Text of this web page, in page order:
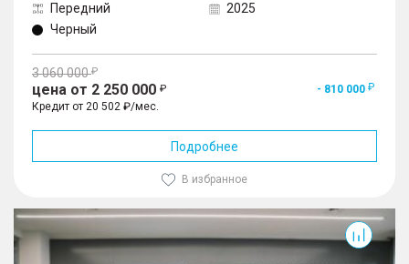
Передний
2025
Черный
3 060 000
цена от 2 250 000
- 810 000
Кредит от 20 502 ₽/мес.
Подробнее
В избранное
Arrizo 8